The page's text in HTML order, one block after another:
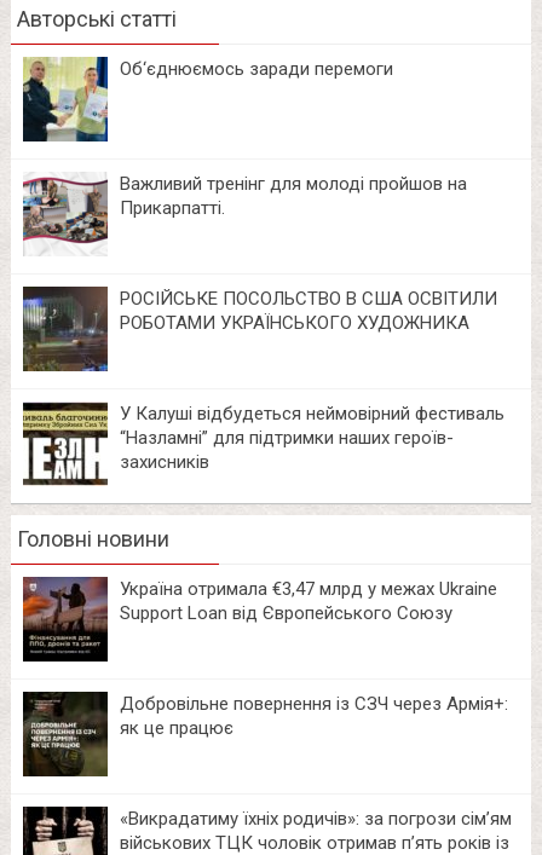
Авторські статті
Об‘єднюємось заради перемоги
Важливий тренінг для молоді пройшов на
Прикарпатті.
РОСІЙСЬКЕ ПОСОЛЬСТВО В США ОСВІТИЛИ
РОБОТАМИ УКРАЇНСЬКОГО ХУДОЖНИКА
У Калуші відбудеться неймовірний фестиваль
“Назламні” для підтримки наших героїв-
захисників
Головні новини
Україна отримала €3,47 млрд у межах Ukraine
Support Loan від Європейського Союзу
Добровільне повернення із СЗЧ через Армія+:
як це працює
«Викрадатиму їхніх родичів»: за погрози сім’ям
військових ТЦК чоловік отримав п’ять років із